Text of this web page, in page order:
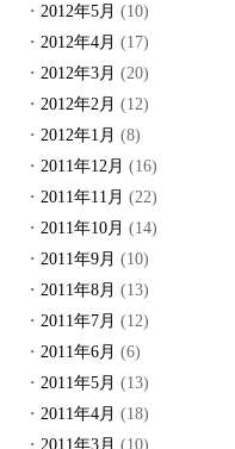
2012年5月 (10)
2012年4月 (17)
2012年3月 (20)
2012年2月 (12)
2012年1月 (8)
2011年12月 (16)
2011年11月 (22)
2011年10月 (14)
2011年9月 (10)
2011年8月 (13)
2011年7月 (12)
2011年6月 (6)
2011年5月 (13)
2011年4月 (18)
2011年3月 (10)